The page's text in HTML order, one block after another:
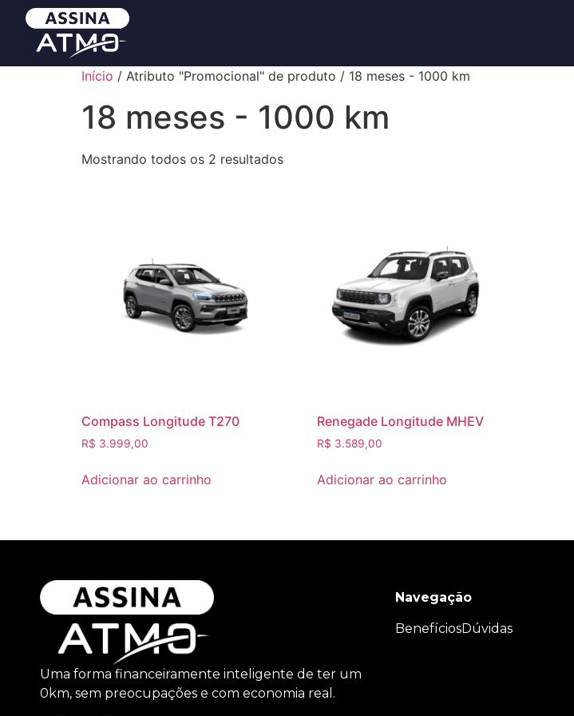
Início / Atributo "Promocional" de produto / 18 meses - 1000 km
18 meses - 1000 km
Mostrando todos os 2 resultados
Compass Longitude T270
R$ 3.999,00
Adicionar ao carrinho
Renegade Longitude MHEV
R$ 3.589,00
Adicionar ao carrinho
Uma forma financeiramente inteligente de ter um
0km, sem preocupações e com economia real.
Navegação
BenefíciosDúvidas